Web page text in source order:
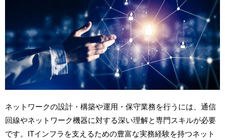
エキスパート・コラム
ネットワークの設計・構築や運用・保守業務を行うには、通信
回線やネットワーク機器に対する深い理解と専門スキルが必要
です。ITインフラを支えるための豊富な実務経験を持つネット